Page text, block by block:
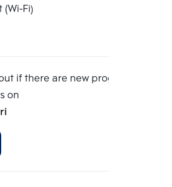
Fi)
if there are new program
on